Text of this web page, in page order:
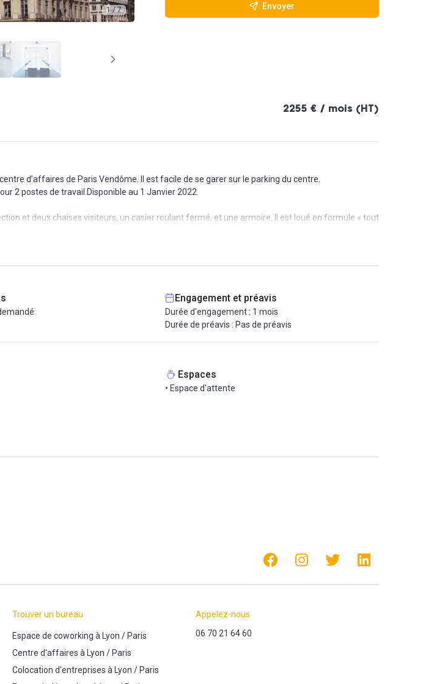
1 / 7 Envoyer
2255 € / mois (HT)
d’affaires de Paris Vendôme. Il est facile de se garer sur le parking du centre.
2 postes de travail.Disponible au 1 Janvier 2022.
et deux chaises visiteurs, un casier roulant fermé, et une armoire. Il est loué en formule « tout
Nous offrons aussi la domiciliation, l’accueil téléphonique personnalisé et le secrétariat.
Nous nous chargeons de tout le reste !Engagement et préavis
Durée d'engagement : 1 mois
Durée de préavis : Pas de préavis
Espaces
• Espace d'attente
Trouver un bureau
Espace de coworking à Lyon /Paris
Centre d'affaires à Lyon /Paris
Colocation d'entreprises à Lyon /Paris
Appelez-nous
06 70 21 64 60